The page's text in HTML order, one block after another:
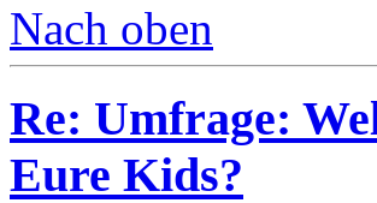
Nach oben
Re: Umfrage:
Eure Kids?